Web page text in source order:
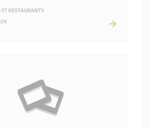
ET RESTAURANTS